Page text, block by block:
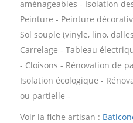
aménageables - Isolation
Peinture - Peinture
Sol souple (vinyle, lino,
Carrelage - Tableau
- Cloisons - Rénovation de
Isolation écologique -
ou partielle -
Voir la fiche artisan :